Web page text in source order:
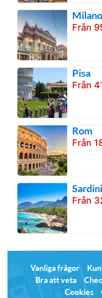
Milano
Från
Pisa
Från
Rom
Från
Från
Vanliga frågor
Bra att veta
Cookies